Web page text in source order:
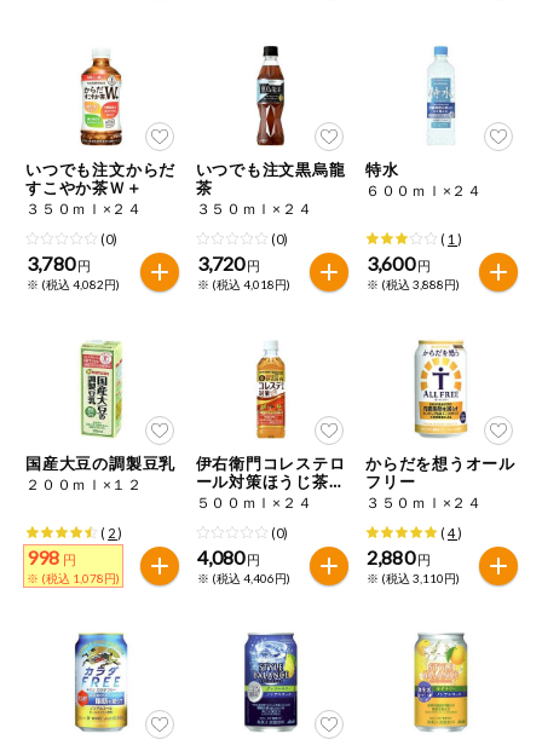
いつでも注文からだ
すこやか茶Ｗ＋
３５０ｍｌ×２４
(0)
3,780 円
※ (税込 4,082円)
いつでも注文黒烏龍
茶
３５０ｍｌ×２４
(0)
3,720 円
※ (税込 4,018円)
特水
６００ｍｌ×２４
( 1 )
3,600 円
※ (税込 3,888円)
国産大豆の調製豆乳
２００ｍｌ×１２
( 2)
998 円
※ (税込 1,078円)
伊右衛門コレステロ
ール対策ほうじ茶ブ
レンド
５００ｍｌ×２４
(0)
4,080 円
※ (税込 4,406円)
からだを想うオール
フリー
３５０ｍｌ×２４
( 4)
2,880 円
※ (税込 3,110円)